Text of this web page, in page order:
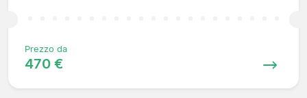
Prezzo da
470 €